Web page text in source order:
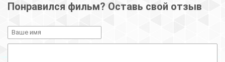
Понравился фильм? Оставь свой отзыв